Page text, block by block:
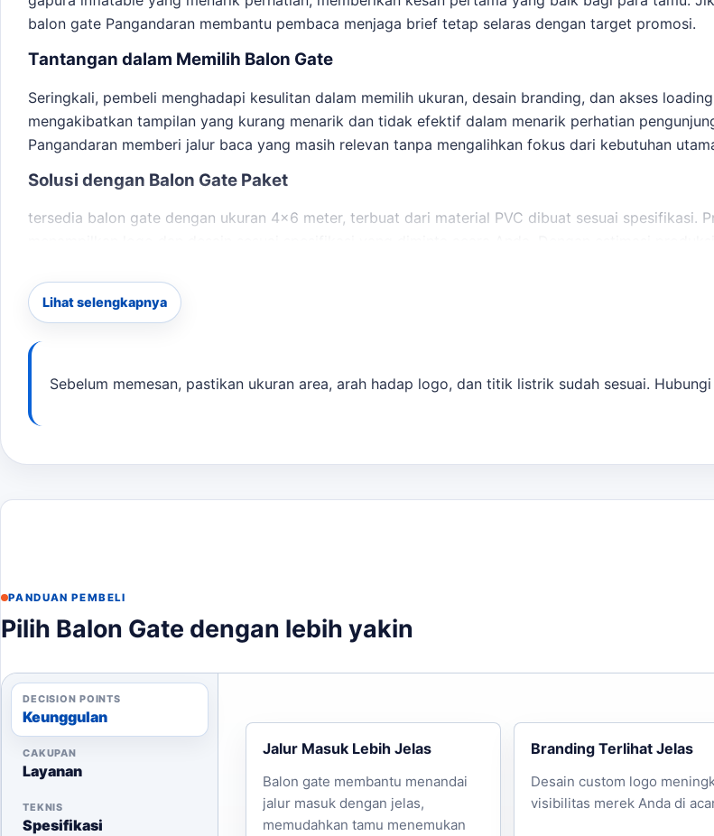
balon gate Pangandaran membantu pembaca menjaga brief tetap selaras dengan target promosi.
Tantangan dalam Memilih Balon Gate
Seringkali, pembeli menghadapi kesulitan dalam memilih ukuran, desain branding, dan akses
mengakibatkan tampilan yang kurang menarik dan tidak efektif dalam menarik perhatian
Pangandaran memberi jalur baca yang masih relevan tanpa mengalihkan fokus dari kebutuhan
Solusi dengan Balon Gate Paket
tersedia balon gate dengan ukuran 4×6 meter, terbuat dari material PVC dibuat sesuai spesifikasi.
Checklist Sebelum Memesan
Titik listrik untuk blower
Lihat selengkapnya
Sebelum memesan, pastikan ukuran area, arah hadap logo, dan titik listrik sudah sesuai.
PANDUAN PEMBELI
Pilih Balon Gate dengan lebih yakin
DECISION POINTS
Keunggulan
CAKUPAN
Layanan
TEKNIS
Spesifikasi
Jalur Masuk Lebih Jelas
Balon gate membantu menandai
jalur masuk dengan jelas,
memudahkan tamu menemukan
Branding Terlihat Jelas
Desain custom logo
visibilitas merek Anda di